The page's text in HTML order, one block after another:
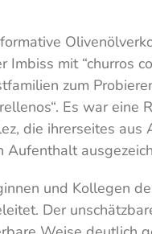
Imbiss mit “churros
zum
rellenos“. Es war
die ihrerseites
Aufenthalt
und Kollegen
Der